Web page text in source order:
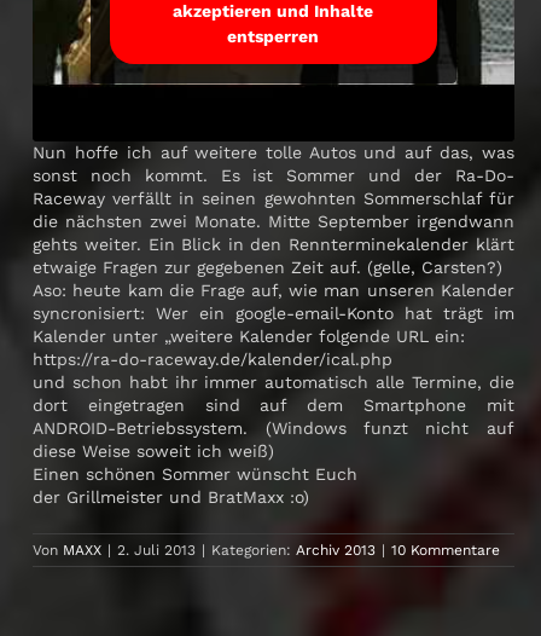
akzeptieren und Inhalte
entsperren
Nun hoffe ich auf weitere tolle Autos und auf das, was
sonst noch kommt. Es ist Sommer und der Ra-Do-
Raceway verfällt in seinen gewohnten Sommerschlaf für
die nächsten zwei Monate. Mitte September irgendwann
gehts weiter. Ein Blick in den Rennterminekalender klärt
etwaige Fragen zur gegebenen Zeit auf. (gelle, Carsten?)
Aso: heute kam die Frage auf, wie man unseren Kalender
syncronisiert: Wer ein google-email-Konto hat trägt im
Kalender unter „weitere Kalender folgende URL ein:
https://ra-do-raceway.de/kalender/ical.php
und schon habt ihr immer automatisch alle Termine, die
dort eingetragen sind auf dem Smartphone mit
ANDROID-Betriebssystem. (Windows funzt nicht auf
diese Weise soweit ich weiß)
Einen schönen Sommer wünscht Euch
der Grillmeister und BratMaxx :o)
Von MAXX | 2. Juli 2013 | Kategorien:Archiv 2013 | 10 Kommentare